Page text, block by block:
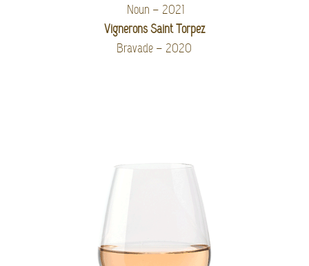
Noun – 2021
Vignerons Saint Torpez
Bravade – 2020